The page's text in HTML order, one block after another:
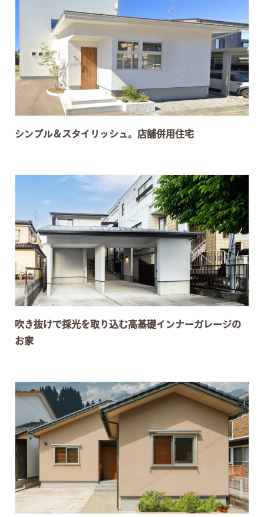
シンプル＆スタイリッシュ。店舗併用住宅
吹き抜けで採光を取り込む高基礎インナーガレージの
お家